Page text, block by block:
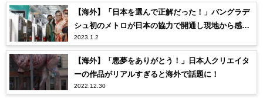
【海外】「日本を選んで正解だった！」バングラデ
シュ初のメトロが日本の協力で開通し現地から感謝
の声が殺到！
2023.1.2
【海外】「悪夢をありがとう！」日本人クリエイタ
ーの作品がリアルすぎると海外で話題に！
2022.12.30